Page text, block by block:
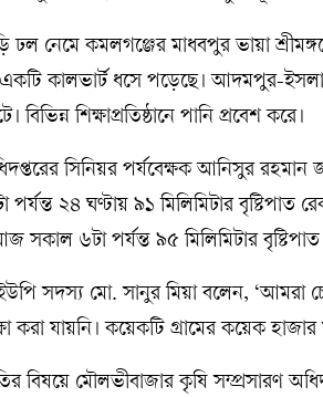
ঢল নেমে কমলগঞ্জের মাধবপুর ভায়া
একটি কালভার্ট ধসে পড়েছে। আদমপুর-
বিভিন্ন শিক্ষাপ্রতিষ্ঠানে পানি প্রবেশ করে।
সিনিয়র পর্যবেক্ষক আনিসুর
২৪ ঘণ্টায় ৯১ মিলিমিটার বৃষ্টিপাত
সকাল ৬টা পর্যন্ত ৯৫ মিলিমিটার
ইউপি সদস্য মো. সানুর মিয়া বলেন, ‘আমরা
করা যায়নি। কয়েকটি গ্রামের কয়েক হাজার
বিষয়ে মৌলভীবাজার কৃষি সম্প্রসারণ